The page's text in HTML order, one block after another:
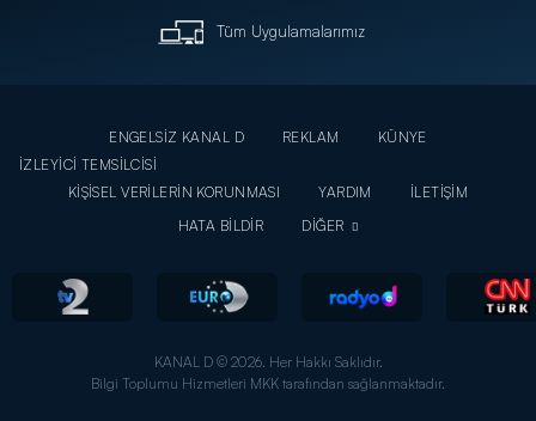
Tüm Uygulamalarımız
ENGELSİZ KANAL D REKLAM
KÜNYE
İZLEYİCİ TEMSİLCİSİ
KİŞİSEL VERİLERİN KORUNMASI
YARDIM
İLETİŞİM
HATA BİLDİR
DİĞER
KANAL D © 2026. Her Hakkı Saklıdır.
Bilgi Toplumu Hizmetleri MKK tarafından sağlanmaktadır.